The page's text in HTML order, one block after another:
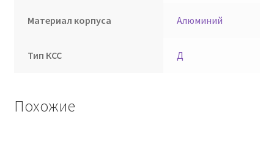
Материал корпуса Алюминий
Тип КСС Д
Похожие